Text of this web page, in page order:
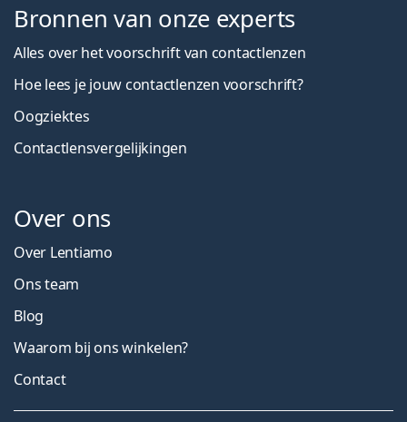
Bronnen van onze experts
Alles over het voorschrift van contactlenzen
Hoe lees je jouw contactlenzen voorschrift?
Oogziektes
Contactlensvergelijkingen
Over ons
Over Lentiamo
Ons team
Blog
Waarom bij ons winkelen?
Contact